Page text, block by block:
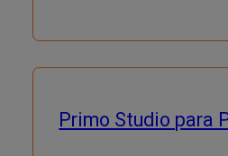
Primo Studio para